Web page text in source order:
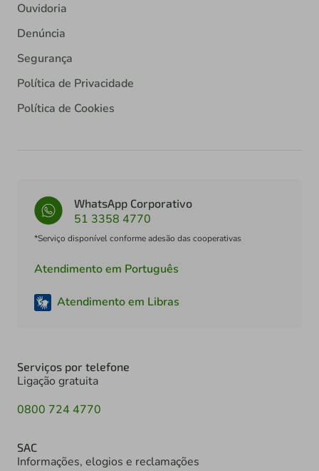
Ouvidoria
Denúncia
Segurança
Política de Privacidade
Política de Cookies
WhatsApp Corporativo
51 3358 4770
*Serviço disponível conforme adesão das cooperativas
Atendimento em Português
Atendimento em Libras
Serviços por telefone
Ligação gratuita
0800 724 4770
SAC
Informações, elogios e reclamações